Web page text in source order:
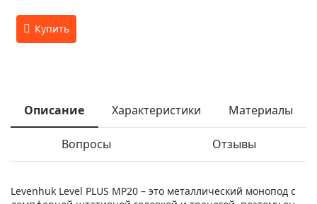
Описание Характеристики Материалы
Вопросы Отзывы
Levenhuk Level PLUS MP20 – это металлический монопод с